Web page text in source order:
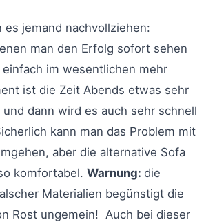
es jemand nachvollziehen:
man den Erfolg sofort sehen
einfach im wesentlichen mehr
ist die Zeit Abends etwas sehr
dann wird es auch sehr schnell
kann man das Problem mit
aber die alternative Sofa
komfortabel. Warnung: die
Materialien begünstigt die
Rost ungemein! Auch bei dieser